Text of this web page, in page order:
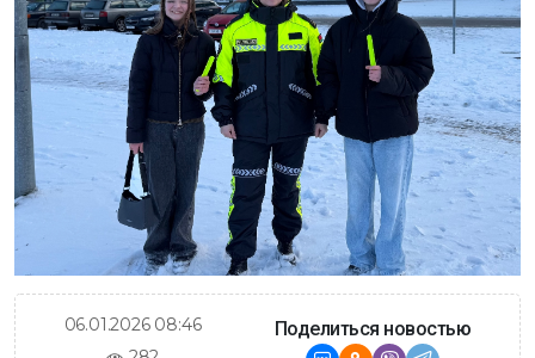
06.01.2026 08:46
Поделиться новостью